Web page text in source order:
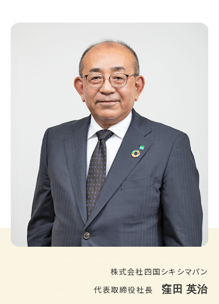
株式会社四国シキシマパン
代表取締役社長 窪田 英治